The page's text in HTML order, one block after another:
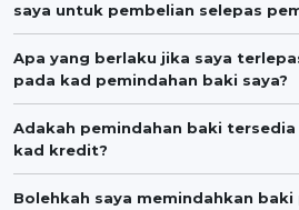
saya untuk pembelian selepas
Apa yang berlaku jika saya
pada kad pemindahan baki saya?
Adakah pemindahan baki
kad kredit?
Bolehkah saya memindahkan baki